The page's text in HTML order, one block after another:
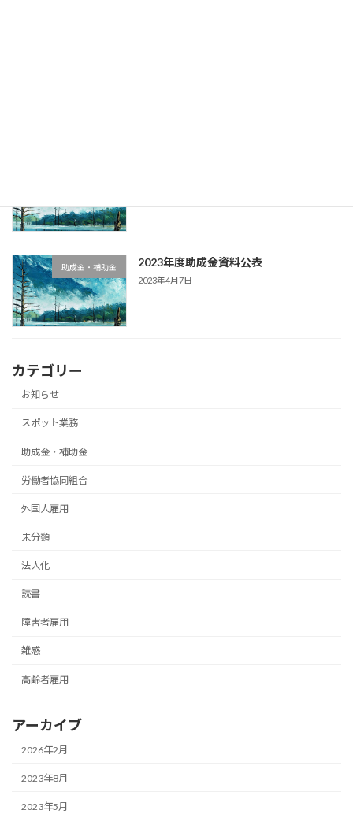
助成金・補助金 2023年度助成金資料公表
2023年4月7日
カテゴリー
お知らせ
スポット業務
助成金・補助金
労働者協同組合
外国人雇用
未分類
法人化
読書
障害者雇用
雑感
高齢者雇用
アーカイブ
2026年2月
2023年8月
2023年5月